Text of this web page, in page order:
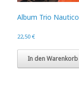
Album Trio Nautico
22,50 €
In den Warenkorb